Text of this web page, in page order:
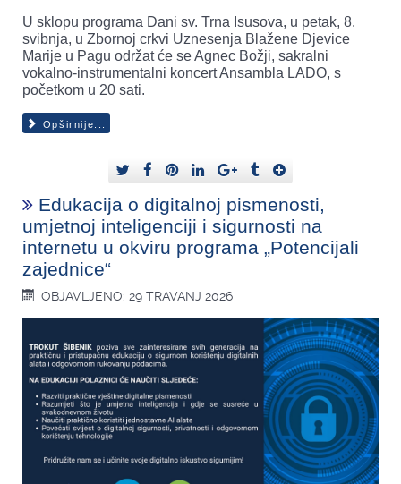
U sklopu programa Dani sv. Trna Isusova, u petak, 8.
svibnja, u Zbornoj crkvi Uznesenja Blažene Djevice
Marije u Pagu održat će se Agnec Božji, sakralni
vokalno-instrumentalni koncert Ansambla LADO, s
početkom u 20 sati.
Opširnije...
Edukacija o digitalnoj pismenosti,
umjetnoj inteligenciji i sigurnosti na
internetu u okviru programa „Potencijali
zajednice“
OBJAVLJENO: 29 TRAVANJ 2026